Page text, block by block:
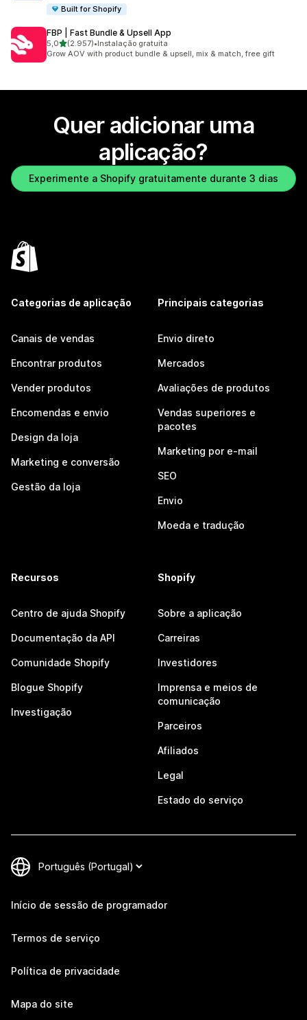
Built for Shopify
FBP | Fast Bundle & Upsell App
5,0de 5 estrelas
(2.957)
2957 total de avaliações
•Instalação gratuita
Grow AOV with product bundle & upsell, mix & match, free gift
Quer adicionar uma
aplicação?
Experimente a Shopify gratuitamente durante 3 dias
Categorias de aplicação
Canais de vendas
Encontrar produtos
Vender produtos
Encomendas e envio
Design da loja
Marketing e conversão
Gestão da loja
Principais categorias
Envio direto
Mercados
Avaliações de produtos
Vendas superiores e
pacotes
Marketing por e-mail
SEO
Envio
Moeda e tradução
Recursos
Centro de ajuda Shopify
Documentação da API
Comunidade Shopify
Blogue Shopify
Investigação
Shopify
Sobre a aplicação
Carreiras
Investidores
Imprensa e meios de
comunicação
Parceiros
Afiliados
Legal
Estado do serviço
Início de sessão de programador
Termos de serviço
Política de privacidade
Mapa do site